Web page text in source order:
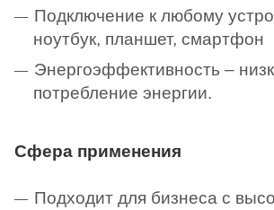
Подключение к любому
ноутбук, планшет, смартфон
Энергоэффективность –
потребление энергии.
Сфера применения
Подходит для бизнеса с